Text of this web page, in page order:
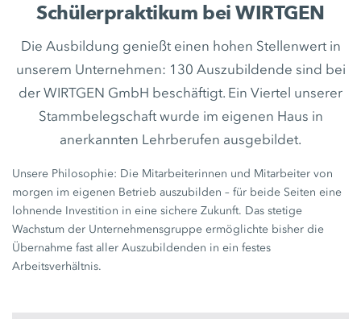
Schülerpraktikum bei WIRTGEN
Die Ausbildung genießt einen hohen Stellenwert in
unserem Unternehmen: 130 Auszubildende sind bei
der WIRTGEN GmbH beschäftigt. Ein Viertel unserer
Stammbelegschaft wurde im eigenen Haus in
anerkannten Lehrberufen ausgebildet.
Unsere Philosophie: Die Mitarbeiterinnen und Mitarbeiter von
morgen im eigenen Betrieb auszubilden – für beide Seiten eine
lohnende Investition in eine sichere Zukunft. Das stetige
Wachstum der Unternehmensgruppe ermöglichte bisher die
Übernahme fast aller Auszubildenden in ein festes
Arbeitsverhältnis.